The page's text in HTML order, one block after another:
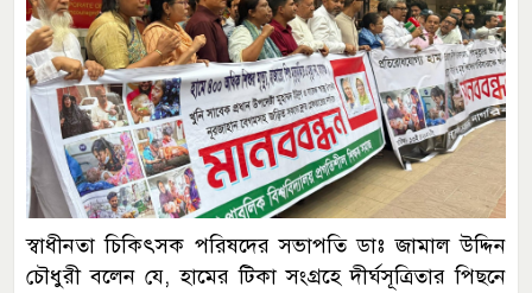
স্বাধীনতা চিকিৎসক পরিষদের সভাপতি ডাঃ জামাল উদ্দিন
চৌধুরী বলেন যে, হামের টিকা সংগ্রহে দীর্ঘসূত্রিতার পিছনে